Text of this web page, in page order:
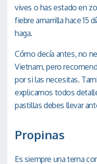
vives o has estado en
fiebre amarrilla hace 15
haga.
Cómo decía antes, no
Vietnam, pero
por si las necesitas.
explicamos todos
pastillas debes llevar
Propinas
Es siempre una tema